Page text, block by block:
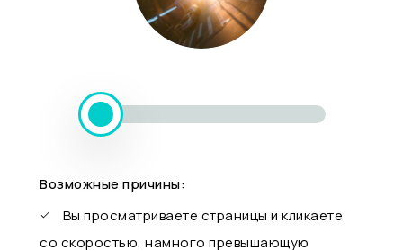
Возможные причины:
Вы просматриваете страницы и кликаете
со скоростью, намного превышающую